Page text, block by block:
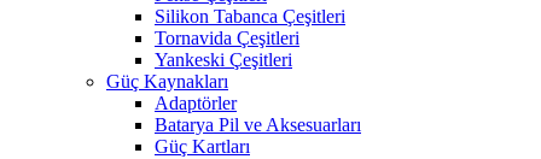
Silikon Tabanca Çeşitleri
Tornavida Çeşitleri
Yankeski Çeşitleri
Güç Kaynakları
Adaptörler
Batarya Pil ve Aksesuarları
Güç Kartları